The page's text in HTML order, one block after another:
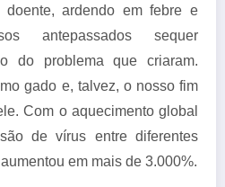
doente, ardendo em febre e
antepassados sequer
do problema que criaram.
gado e, talvez, o nosso fim
Com o aquecimento global
de vírus entre diferentes
em mais de 3.000%.